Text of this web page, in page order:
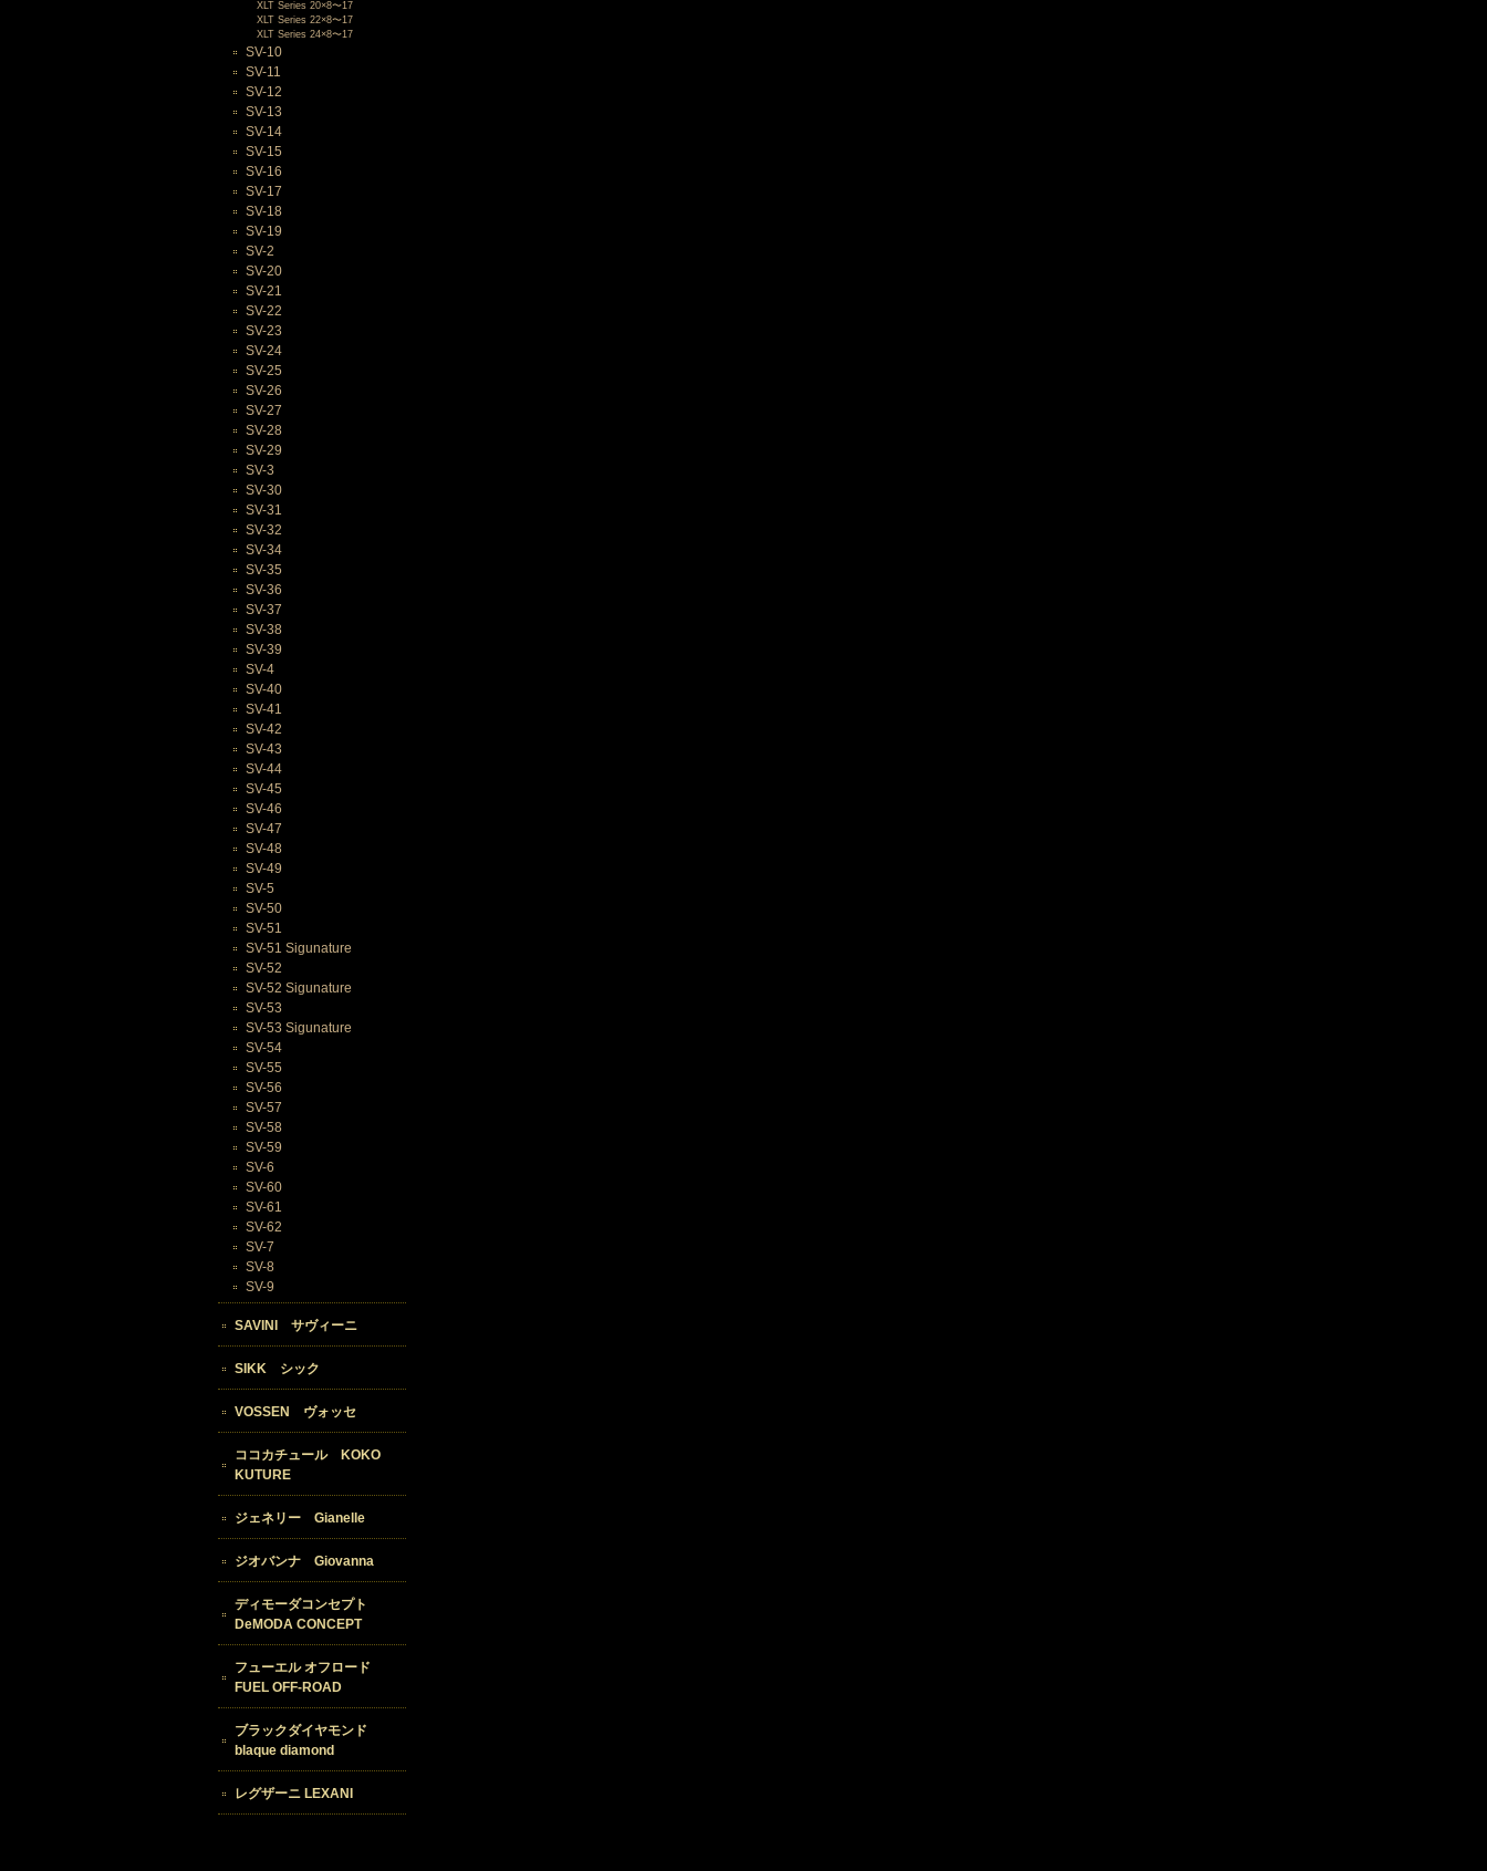
XLT Series 20×8〜17
XLT Series 22×8〜17
XLT Series 24×8〜17
SV-10
SV-11
SV-12
SV-13
SV-14
SV-15
SV-16
SV-17
SV-18
SV-19
SV-2
SV-20
SV-21
SV-22
SV-23
SV-24
SV-25
SV-26
SV-27
SV-28
SV-29
SV-3
SV-30
SV-31
SV-32
SV-34
SV-35
SV-36
SV-37
SV-38
SV-39
SV-4
SV-40
SV-41
SV-42
SV-43
SV-44
SV-45
SV-46
SV-47
SV-48
SV-49
SV-5
SV-50
SV-51
SV-51 Sigunature
SV-52
SV-52 Sigunature
SV-53
SV-53 Sigunature
SV-54
SV-55
SV-56
SV-57
SV-58
SV-59
SV-6
SV-60
SV-61
SV-62
SV-7
SV-8
SV-9
SAVINI サヴィーニ
SIKK シック
VOSSEN ヴォッセ
ココカチュール KOKO
KUTURE
ジェネリー Gianelle
ジオバンナ Giovanna
ディモーダコンセプト
DeMODA CONCEPT
フューエル オフロード
FUEL OFF-ROAD
ブラックダイヤモンド
blaque diamond
レグザーニ LEXANI